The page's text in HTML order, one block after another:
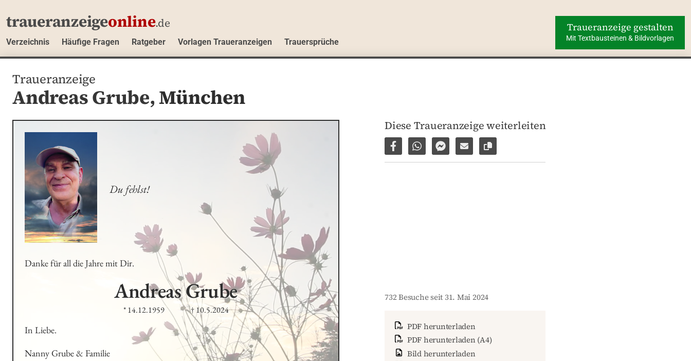
traueranzeigeonline.de
Verzeichnis Häufige Fragen Ratgeber Vorlagen Traueranzeigen Trauersprüche
Traueranzeige gestalten
Mit Textbausteinen & Bildvorlagen
Traueranzeige
Andreas Grube, München
Du fehlst!
Danke für all die Jahre mit Dir.
AndreasGrube
* 14.12.1959 † 10.5.2024
In Liebe.
Nanny Grube & Familie
Diese Traueranzeige weiterleiten
Auf Facebook teilen
Per WhatsApp weiterleiten
Per Facebook Messenger weiterleiten
Per E-Mail versenden
Link zur Seite kopieren
732 Besuche seit 31. Mai 2024
PDF herunterladen
PDF herunterladen (A4)
Bild herunterladen